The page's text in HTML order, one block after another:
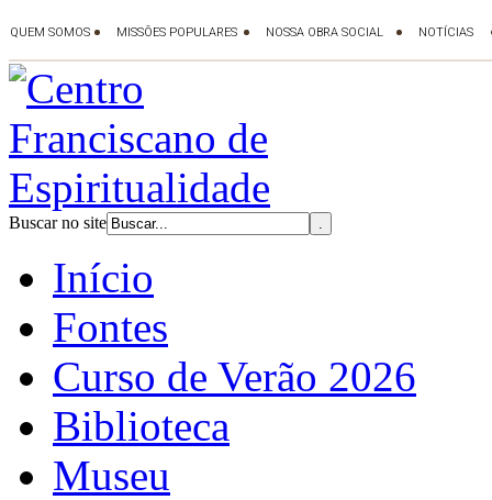
Buscar no site
Início
Fontes
Curso de Verão 2026
Biblioteca
Museu